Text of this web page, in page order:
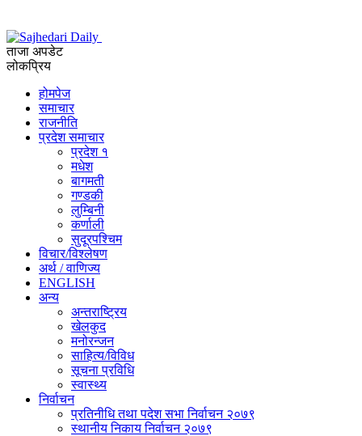
ताजा अपडेट
लोकप्रिय
होमपेज
समाचार
राजनीति
प्रदेश समाचार
प्रदेश १
मधेश
बागमती
गण्डकी
लुम्बिनी
कर्णाली
सुदूरपश्चिम
विचार/विश्‍लेषण
अर्थ / वाणिज्य
ENGLISH
अन्य
अन्तराष्ट्रिय
खेलकुद
मनोरन्जन
साहित्य/विविध
सूचना प्रविधि
स्वास्थ्य
निर्वाचन
प्रतिनीधि तथा पदेश सभा निर्वाचन २०७९
स्थानीय निकाय निर्वाचन २०७९